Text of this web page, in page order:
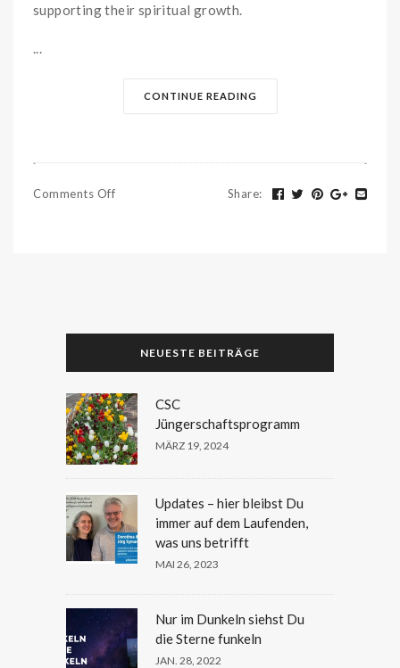
supporting their spiritual growth.
...
CONTINUE READING
Comments Off Share:
NEUESTE BEITRÄGE
CSC
Jüngerschaftsprogramm
MÄRZ 19, 2024
Updates – hier bleibst Du
immer auf dem Laufenden,
was uns betrifft
MAI 26, 2023
Nur im Dunkeln siehst Du
die Sterne funkeln
JAN. 28, 2022